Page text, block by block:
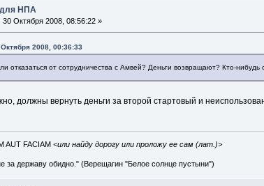
для НПА
30 Октября 2008, 08:56:22 »
2008, 00:36:33
отказаться от сотрудничества с Амвей? Деньги возвращают? Кто-нибудь
должны вернуть деньги за второй стартовый и
AUT FACIAM <или найду дорогу или проложу ее сам (лат.)>
за державу обидно." (Верещагин "Белое солнце пустыни")